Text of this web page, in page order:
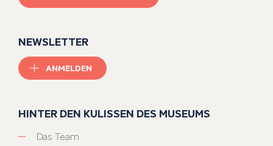
NEWSLETTER
ANMELDEN
HINTER DEN KULISSEN DES MUSEUMS
Das Team